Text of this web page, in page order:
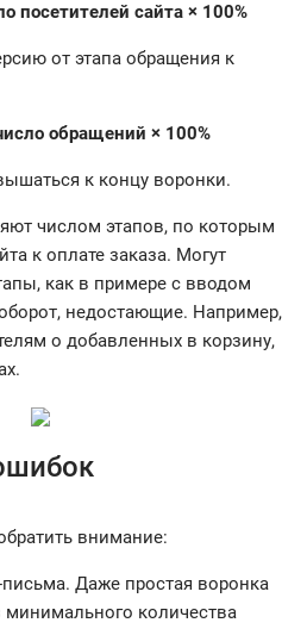
посетителей сайта × 100%
от этапа обращения к
обращений × 100%
к концу воронки.
числом этапов, по которым
к оплате заказа. Могут
как в примере с вводом
недостающие. Например,
о добавленных в корзину,
внимание:
письма. Даже простая воронка
минимального количества